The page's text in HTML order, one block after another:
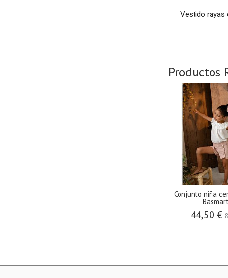
Vestido rayas
Productos
Conjunto niña
44,50 €